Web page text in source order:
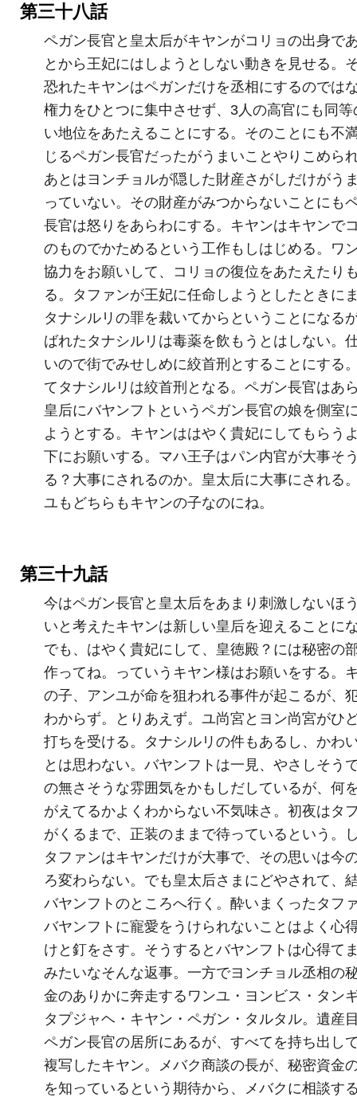
第三十八話
ペガン長官と皇太后がキヤンがコリョの出身で
とから王妃にはしようとしない動きを見せる。
恐れたキヤンはペガンだけを丞相にするのでは
権力をひとつに集中させず、3人の高官にも同等
い地位をあたえることにする。そのことにも不
じるペガン長官だったがうまいことやりこめら
あとはヨンチョルが隠した財産さがしだけがう
っていない。その財産がみつからないことにも
長官は怒りをあらわにする。キヤンはキヤンで
のものでかためるという工作もしはじめる。ワ
協力をお願いして、コリョの復位をあたえたり
る。タファンが王妃に任命しようとしたときに
タナシルリの罪を裁いてからということになる
ばれたタナシルリは毒薬を飲もうとはしない。
いので街でみせしめに絞首刑とすることにする
てタナシルリは絞首刑となる。ペガン長官はあ
皇后にバヤンフトというペガン長官の娘を側室
ようとする。キヤンははやく貴妃にしてもらう
下にお願いする。マハ王子はパン内官が大事そ
る？大事にされるのか。皇太后に大事にされる
ユもどちらもキヤンの子なのにね。
第三十九話
今はペガン長官と皇太后をあまり刺激しないほ
いと考えたキヤンは新しい皇后を迎えることに
でも、はやく貴妃にして、皇徳殿？には秘密の
作ってね。っていうキヤン様はお願いをする。
の子、アンユが命を狙われる事件が起こるが、
わからず。とりあえず。ユ尚宮とヨン尚宮がひ
打ちを受ける。タナシルリの件もあるし、かわ
とは思わない。バヤンフトは一見、やさしそう
の無さそうな雰囲気をかもしだしているが、何
がえてるかよくわからない不気味さ。初夜はタ
がくるまで、正装のままで待っているという。
タファンはキヤンだけが大事で、その思いは今
ろ変わらない。でも皇太后さまにどやされて、
バヤンフトのところへ行く。酔いまくったタフ
バヤンフトに寵愛をうけられないことはよく心
けと釘をさす。そうするとバヤンフトは心得て
みたいなそんな返事。一方でヨンチョル丞相の
金のありかに奔走するワンユ・ヨンビス・タン
タプジャヘ・キヤン・ペガン・タルタル。遺産
ペガン長官の居所にあるが、すべてを持ち出し
複写したキヤン。メバク商談の長が、秘密資金
を知っているという期待から、メバクに相談す